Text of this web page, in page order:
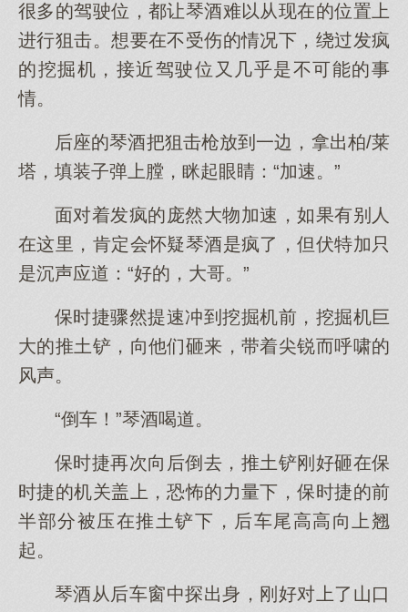
很多的驾驶位，都让琴酒难以从现在的位置上
进行狙击。想要在不受伤的情况下，绕过发疯
的挖掘机，接近驾驶位又几乎是不可能的事
情。
后座的琴酒把狙击枪放到一边，拿出柏/莱
塔，填装子弹上膛，眯起眼睛：“加速。”
面对着发疯的庞然大物加速，如果有别人
在这里，肯定会怀疑琴酒是疯了，但伏特加只
是沉声应道：“好的，大哥。”
保时捷骤然提速冲到挖掘机前，挖掘机巨
大的推土铲，向他们砸来，带着尖锐而呼啸的
风声。
“倒车！”琴酒喝道。
保时捷再次向后倒去，推土铲刚好砸在保
时捷的机关盖上，恐怖的力量下，保时捷的前
半部分被压在推土铲下，后车尾高高向上翘
起。
琴酒从后车窗中探出身，刚好对上了山口